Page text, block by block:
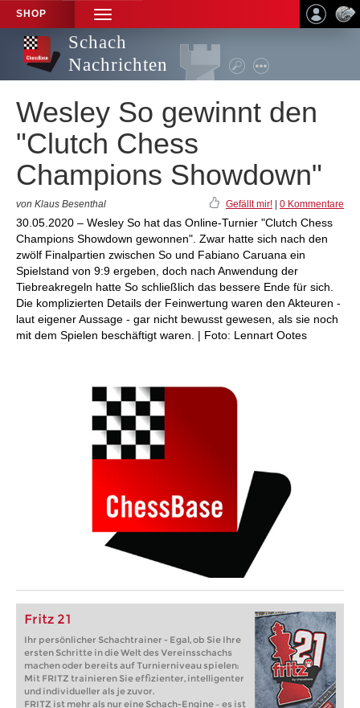
SHOP
TOGGLE
NAVIGATION
Schach
Nachrichten
Wesley So gewinnt den
"Clutch Chess
Champions Showdown"
von Klaus Besenthal Gefällt mir! 0 Kommentare
30.05.2020 – Wesley So hat das Online-Turnier "Clutch Chess
Champions Showdown gewonnen". Zwar hatte sich nach den
zwölf Finalpartien zwischen So und Fabiano Caruana ein
Spielstand von 9:9 ergeben, doch nach Anwendung der
Tiebreakregeln hatte So schließlich das bessere Ende für sich.
Die komplizierten Details der Feinwertung waren den Akteuren -
laut eigener Aussage - gar nicht bewusst gewesen, als sie noch
mit dem Spielen beschäftigt waren. | Foto: Lennart Ootes
Fritz 21
Ihr persönlicher Schachtrainer - Egal, ob Sie Ihre
ersten Schritte in die Welt des Vereinsschachs
machen oder bereits auf Turnierniveau spielen:
Mit FRITZ trainieren Sie effizienter, intelligenter
und individueller als je zuvor.
FRITZ ist mehr als nur eine Schach-Engine – es ist